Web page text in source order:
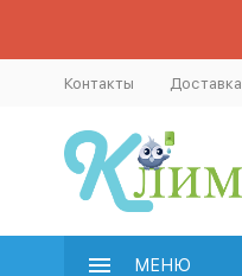
Контакты Доставка
МЕНЮ